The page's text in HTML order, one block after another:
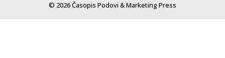
© 2026 Časopis Podovi & Marketing Press